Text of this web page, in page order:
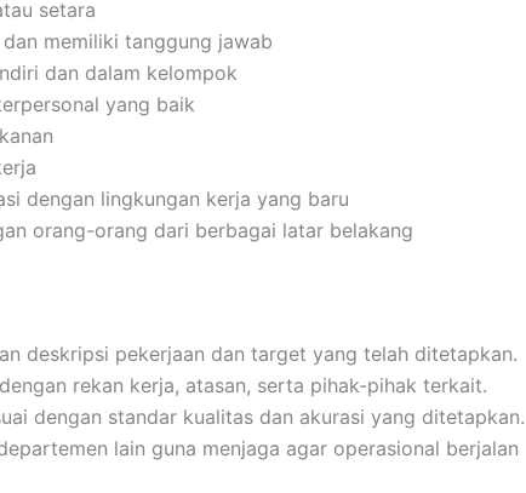
setara
memiliki tanggung jawab
dan dalam kelompok
yang baik
dengan lingkungan kerja yang baru
orang-orang dari berbagai latar belakang
deskripsi pekerjaan dan target yang telah ditetapkan.
rekan kerja, atasan, serta pihak-pihak terkait.
dengan standar kualitas dan akurasi yang ditetapkan.
lain guna menjaga agar operasional berjalan